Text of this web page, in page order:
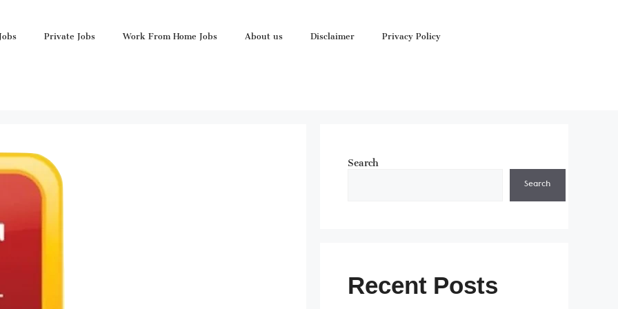
Private Jobs Work From Home Jobs About us Disclaimer
Privacy Policy
Search
Search
Recent Posts